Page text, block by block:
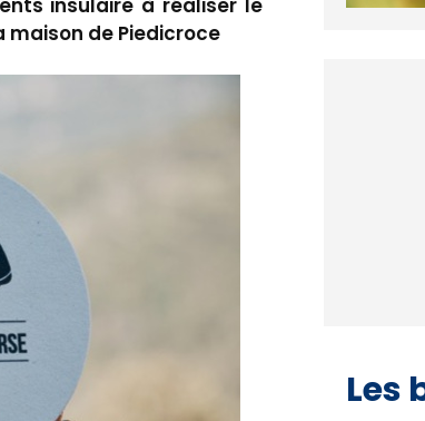
insulaire à réaliser le
de Piedicroce
Les